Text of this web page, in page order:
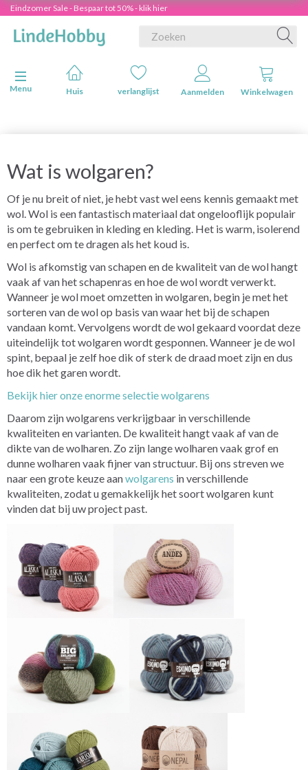
Eindzomer Sale - Bespaar tot 50% - klik hier
Navigatie in-/uitschakelen
Menu
Huis verlanglijst Aanmelden Winkelwagen
Wat is wolgaren?
Of je nu breit of niet, je hebt vast wel eens kennis gemaakt met
wol. Wol is een fantastisch materiaal dat ongelooflijk populair
is om te gebruiken in kleding en kleding. Het is warm, isolerend
en perfect om te dragen als het koud is.
Wol is afkomstig van schapen en de kwaliteit van de wol hangt
vaak af van het schapenras en hoe de wol wordt verwerkt.
Wanneer je wol moet omzetten in wolgaren, begin je met het
sorteren van de wol op basis van waar het bij de schapen
vandaan komt. Vervolgens wordt de wol gekaard voordat deze
uiteindelijk tot wolgaren wordt gesponnen. Wanneer je de wol
spint, bepaal je zelf hoe dik of sterk de draad moet zijn en dus
hoe dik het garen wordt.
Bekijk hier onze enorme selectie wolgarens
Daarom zijn wolgarens verkrijgbaar in verschillende
kwaliteiten en varianten. De kwaliteit hangt vaak af van de
dikte van de wolharen. Zo zijn lange wolharen vaak grof en
dunne wolharen vaak fijner van structuur. Bij ons streven we
naar een grote keuze aanwolgarens in verschillende
kwaliteiten, zodat u gemakkelijk het soort wolgaren kunt
vinden dat bij uw project past.